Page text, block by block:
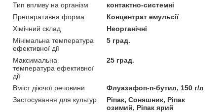
Тип впливу на організм
контактно-системні
Препаративна форма
Концентрат емульсії
Хімічний склад
Неорганічні
Мінімальна температура
ефективної дії
5 град.
Максимальна
температура ефективної
дії
25 град.
Вміст діючої речовини
Флуазифоп-п-бутил, 150 г/л
Застосування для культур
Ріпак, Соняшник, Ріпак
озимий, Ріпак ярий